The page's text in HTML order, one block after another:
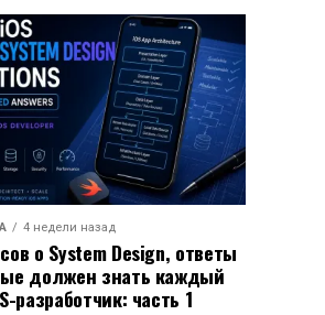
4 недели назад
о System Design, ответы
должен знать каждый
разработчик: часть 1